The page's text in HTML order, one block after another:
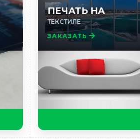
ПЕЧАТЬ НА
ТЕКСТИЛЕ
ЗАКАЗАТЬ